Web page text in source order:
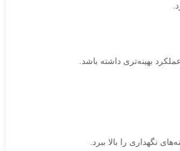
بهینه‌تری داشته باشد.
نگهداری را بالا ببرد.